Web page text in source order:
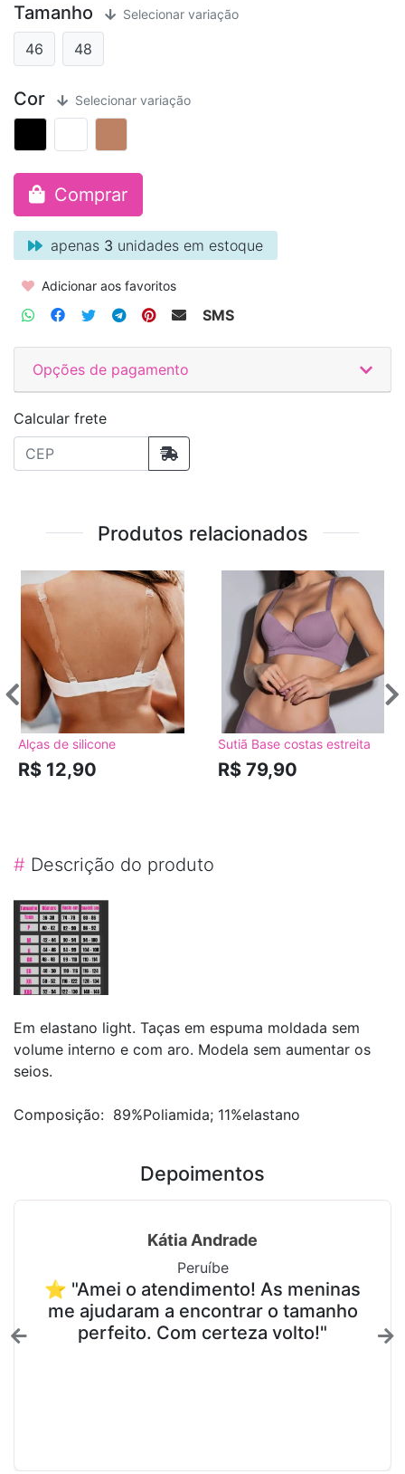
Tamanho Selecionar variação
46 48
Cor Selecionar variação
Comprar
apenas 3 unidades em estoque
Adicionar aos favoritos
SMS
Opções de pagamento
Calcular frete
Produtos relacionados
Alças de silicone
R$ 12,90
Sutiã Base costas estreita
R$ 79,90
# Descrição do produto
Em elastano light. Taças em espuma moldada sem
volume interno e com aro. Modela sem aumentar os
seios.
Composição: 89%Poliamida; 11%elastano
Depoimentos
Kátia Andrade
Peruíbe
⭐ "Amei o atendimento! As meninas
me ajudaram a encontrar o tamanho
perfeito. Com certeza volto!"